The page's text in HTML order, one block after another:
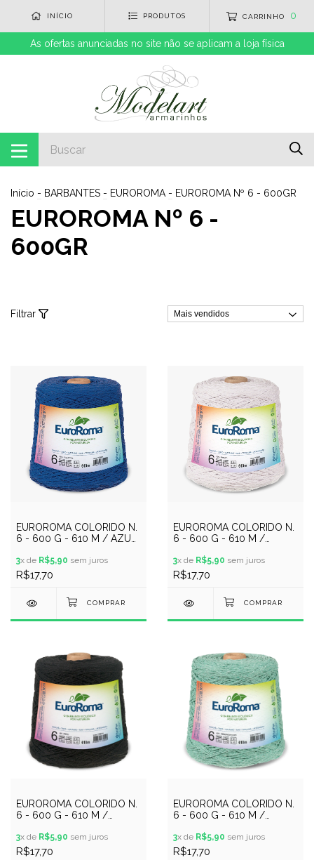
INÍCIO PRODUTOS CARRINHO 0
As ofertas anunciadas no site não se aplicam a loja física
Início - BARBANTES - EUROROMA - EUROROMA Nº 6 - 600GR
EUROROMA Nº 6 -
600GR
Filtrar
EUROROMA COLORIDO N.
6 - 600 G - 610 M / AZUL
3x de R$5,90 sem juros
R$17,70
EUROROMA COLORIDO N.
6 - 600 G - 610 M /
3x de R$5,90 sem juros
R$17,70
EUROROMA COLORIDO N.
6 - 600 G - 610 M /
3x de R$5,90 sem juros
R$17,70
EUROROMA COLORIDO N.
6 - 600 G - 610 M /
3x de R$5,90 sem juros
R$17,70